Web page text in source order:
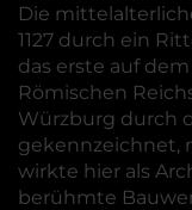
Die
1127 durch ein
das erste auf
Römischen
Würzburg durch
gekennzeichnet,
wirkte hier als
berühmte